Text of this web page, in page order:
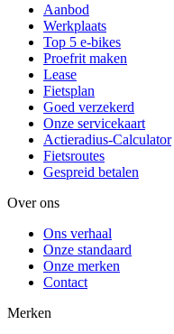
Aanbod
Werkplaats
Top 5 e-bikes
Proefrit maken
Lease
Fietsplan
Goed verzekerd
Onze servicekaart
Actieradius-Calculator
Fietsroutes
Gespreid betalen
Over ons
Ons verhaal
Onze standaard
Onze merken
Contact
Merken